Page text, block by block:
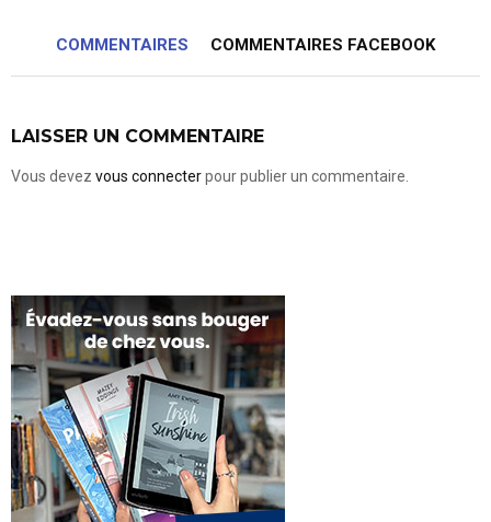
COMMENTAIRES COMMENTAIRES FACEBOOK
LAISSER UN COMMENTAIRE
Vous devez vous connecterpour publier un commentaire.